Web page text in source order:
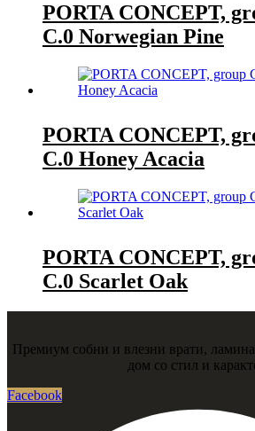
PORTA CONCEPT,
C.0 Norwegian Pine
PORTA CONCEPT,
C.0 Honey Acacia
PORTA CONCEPT,
C.0 Scarlet Oak
Премиум собни и влезни врати,
дом со стил и
Facebook